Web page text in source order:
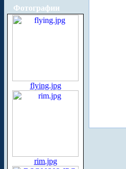
Фотографии
flying.jpg
rim.jpg